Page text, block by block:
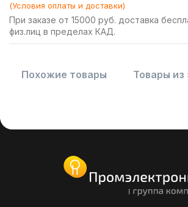
(Условия оплаты и доставки)
При заказе от 15000 руб. доставка
физ.лиц в пределах КАД.
Похожие товары Товары из